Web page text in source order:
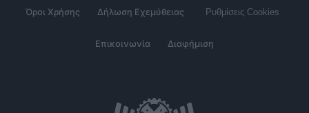
Όροι Χρήσης Δήλωση Εχεμύθειας Ρυθμίσεις Cookies
Επικοινωνία Διαφήμιση